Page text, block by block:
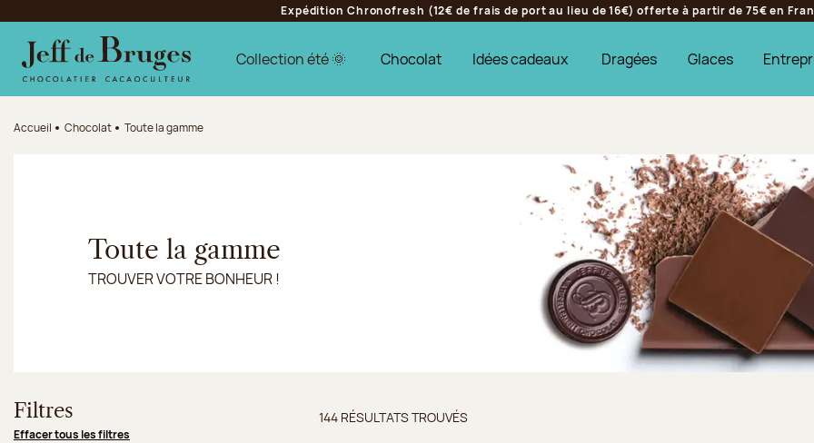
Aller au contenu principal
Aller au pied de page
Expédition Chronofresh (12€ de frais de port au lieu de 16€) offerte à partir de 75€ en
Collection été 🌞 Chocolat Idées cadeaux Dragées Glaces
Accueil Chocolat Toute la gamme
Toute la gamme
TROUVER VOTRE BONHEUR !
Filtres
Effacer tous les filtres Résultats trouvés
144 RÉSULTATS TROUVÉS